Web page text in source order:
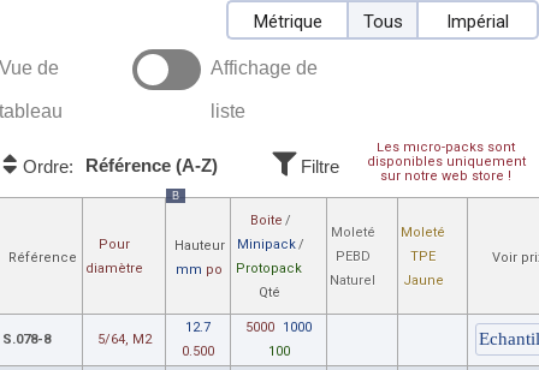
Métrique Tous Impérial
Vue de
tableau
Affichage de
liste
Les micro-packs sont
disponibles uniquement
sur notre web store !
Ordre: Référence (A-Z) Filtre
Référence
Pour
diamètre
B
Hauteur
mm po
Boite /
Minipack/
Protopack
Qté
Moleté
PEBD
Naturel
Moleté
TPE
Jaune
Voir
S.078-8 5/64, M2
12.7
0.500
5000
1000
100